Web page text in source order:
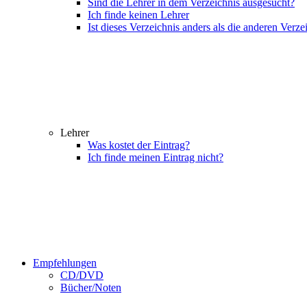
Sind die Lehrer in dem Verzeichnis ausgesucht?
Ich finde keinen Lehrer
Ist dieses Verzeichnis anders als die anderen
Lehrer
Was kostet der Eintrag?
Ich finde meinen Eintrag nicht?
Empfehlungen
CD/DVD
Bücher/Noten